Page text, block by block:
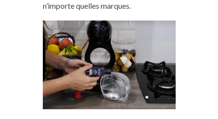
n’importe quelles marques.